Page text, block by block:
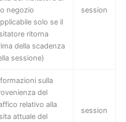
negozio
solo se il
ritorna
della scadenza
sessione)
session
sulla
del
relativo alla
attuale del
session